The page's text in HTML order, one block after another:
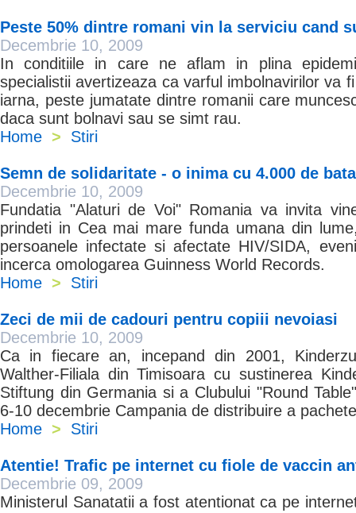
Peste 50% dintre romani vin la serviciu cand
Decembrie 10, 2009
In conditiile in care ne aflam in plina
specialistii avertizeaza ca varful imbolnavirilor va
iarna, peste jumatate dintre romanii care
daca sunt bolnavi sau se simt rau.
Home > Stiri
Semn de solidaritate - o inima cu 4.000 de
Decembrie 10, 2009
Fundatia "Alaturi de Voi" Romania va invita
prindeti in Cea mai mare funda umana din
persoanele infectate si afectate HIV/SIDA,
incerca omologarea Guinness World Records.
Home > Stiri
Zeci de mii de cadouri pentru copiii nevoiasi
Decembrie 10, 2009
Ca in fiecare an, incepand din 2001,
Walther-Filiala din Timisoara cu sustinerea
Stiftung din Germania si a Clubului "Round
6-10 decembrie Campania de distribuire a
Home > Stiri
Atentie! Trafic pe internet cu fiole de vaccin
Decembrie 09, 2009
Ministerul Sanatatii a fost atentionat ca pe